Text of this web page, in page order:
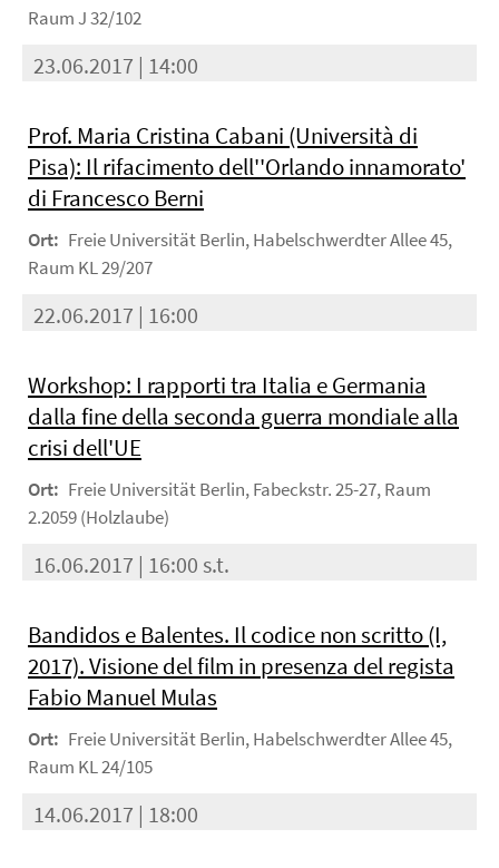
Raum J 32/102
23.06.2017 | 14:00
Prof. Maria Cristina Cabani (Università di
Pisa): Il rifacimento dell''Orlando innamorato'
di Francesco Berni
Ort: Freie Universität Berlin, Habelschwerdter Allee 45,
Raum KL 29/207
22.06.2017 | 16:00
Workshop: I rapporti tra Italia e Germania
dalla fine della seconda guerra mondiale alla
crisi dell'UE
Ort: Freie Universität Berlin, Fabeckstr. 25-27, Raum
2.2059 (Holzlaube)
16.06.2017 | 16:00 s.t.
Bandidos e Balentes. Il codice non scritto (I,
2017). Visione del film in presenza del regista
Fabio Manuel Mulas
Ort: Freie Universität Berlin, Habelschwerdter Allee 45,
Raum KL 24/105
14.06.2017 | 18:00